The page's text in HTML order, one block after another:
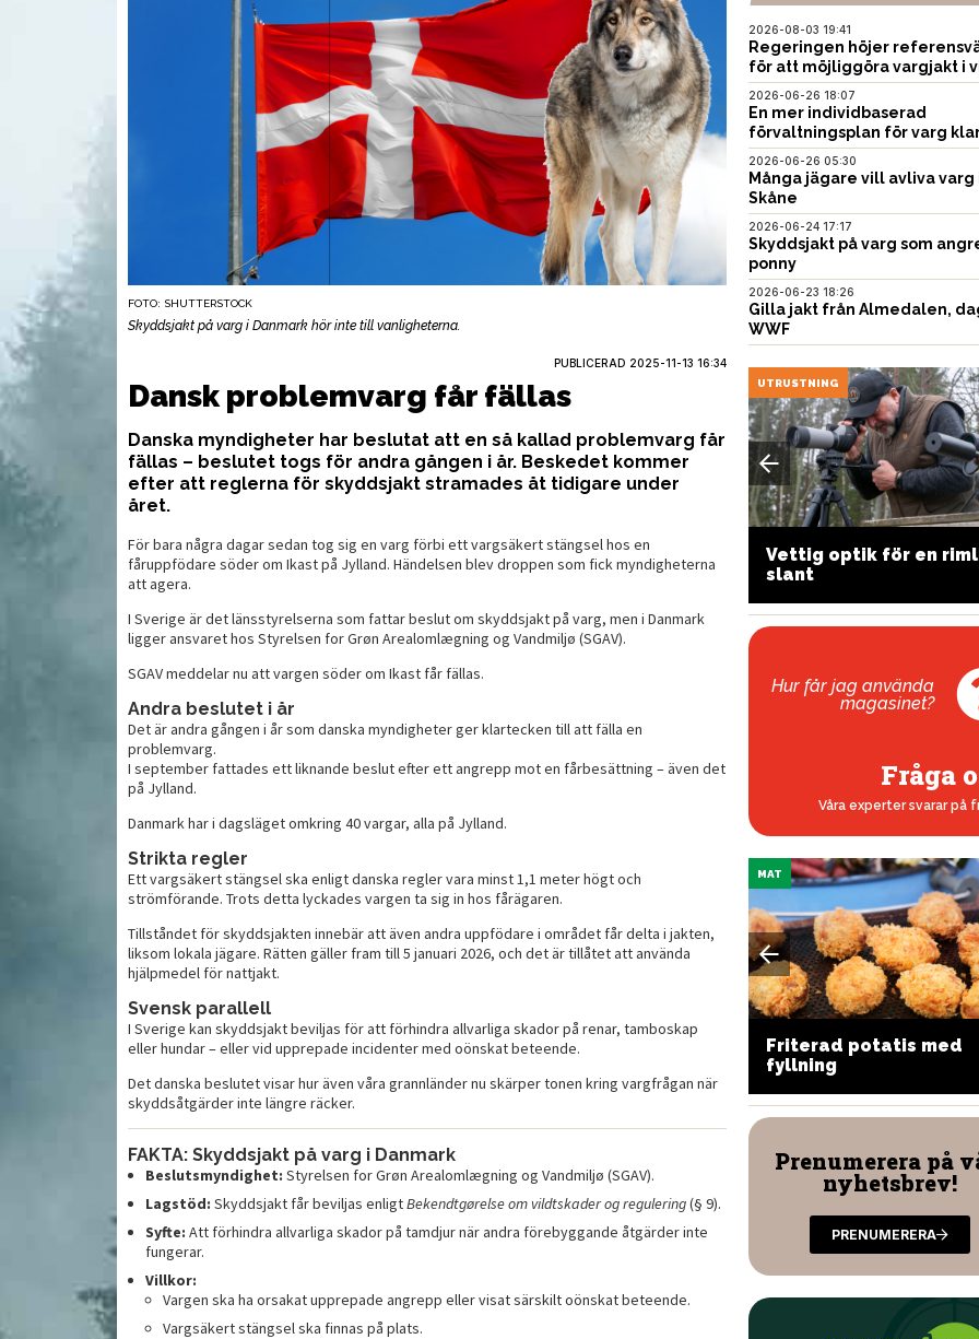
FOTO: SHUTTERSTOCK
Skyddsjakt på varg i Danmark hör inte till vanligheterna.
PUBLICERAD 2025-11-13 16:34
Dansk problemvarg får fällas
Danska myndigheter har beslutat att en så kallad problemvarg får
fällas – beslutet togs för andra gången i år. Beskedet kommer
efter att reglerna för skyddsjakt stramades åt tidigare under
året.
För bara några dagar sedan tog sig en varg förbi ett vargsäkert stängsel hos en
fåruppfödare söder om Ikast på Jylland. Händelsen blev droppen som fick myndigheterna
att agera.
I Sverige är det länsstyrelserna som fattar beslut om skyddsjakt på varg, men i Danmark
ligger ansvaret hos Styrelsen for Grøn Arealomlægning og Vandmiljø (SGAV).
SGAV meddelar nu att vargen söder om Ikast får fällas.
Andra beslutet i år
Det är andra gången i år som danska myndigheter ger klartecken till att fälla en
problemvarg.
I september fattades ett liknande beslut efter ett angrepp mot en fårbesättning – även det
på Jylland.
Danmark har i dagsläget omkring 40 vargar, alla på Jylland.
Strikta regler
Ett vargsäkert stängsel ska enligt danska regler vara minst 1,1 meter högt och
strömförande. Trots detta lyckades vargen ta sig in hos fårägaren.
Tillståndet för skyddsjakten innebär att även andra uppfödare i området får delta i jakten,
liksom lokala jägare. Rätten gäller fram till 5 januari 2026, och det är tillåtet att använda
hjälpmedel för nattjakt.
Svensk parallell
I Sverige kan skyddsjakt beviljas för att förhindra allvarliga skador på renar, tamboskap
eller hundar – eller vid upprepade incidenter med oönskat beteende.
Det danska beslutet visar hur även våra grannländer nu skärper tonen kring vargfrågan när
skyddsåtgärder inte längre räcker.
FAKTA: Skyddsjakt på varg i Danmark
Beslutsmyndighet: Styrelsen for Grøn Arealomlægning og Vandmiljø (SGAV).
Lagstöd: Skyddsjakt får beviljas enligtBekendtgørelse om vildtskader og regulering(§ 9).
Syfte: Att förhindra allvarliga skador på tamdjur när andra förebyggande åtgärder inte
fungerar.
Villkor:
Vargen ska ha orsakat upprepade angrepp eller visat särskilt oönskat beteende.
Vargsäkert stängsel ska finnas på plats.
2026-08-03 19:41
Regeringen höjer
för att möjliggöra vargjakt i
2026-06-26 18:07
En mer individbaserad
förvaltningsplan för varg
2026-06-26 05:30
Många jägare vill avliva varg
Skåne
2026-06-24 17:17
Skyddsjakt på varg som
ponny
2026-06-23 18:26
Gilla jakt från Almedalen,
WWF
din jakt
VAPEN
Prisvärd utmanare högsta
serien
UTRUSTNING
Bra optik
med avståndsmätning
UTRUSTNING
Vettig optik för en
slant
Hur får jag använda
magasinet?
Fråga
Våra experter svarar på
MAT
Ljummen vintersallad med
Macaronilasange
MAT
Friterad potatis med
fyllning
Prenumerera på
nyhetsbrev!
PRENUMERERA